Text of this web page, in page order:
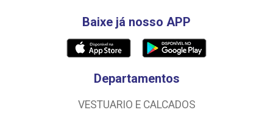
Baixe já nosso APP
Departamentos
VESTUARIO E CALCADOS